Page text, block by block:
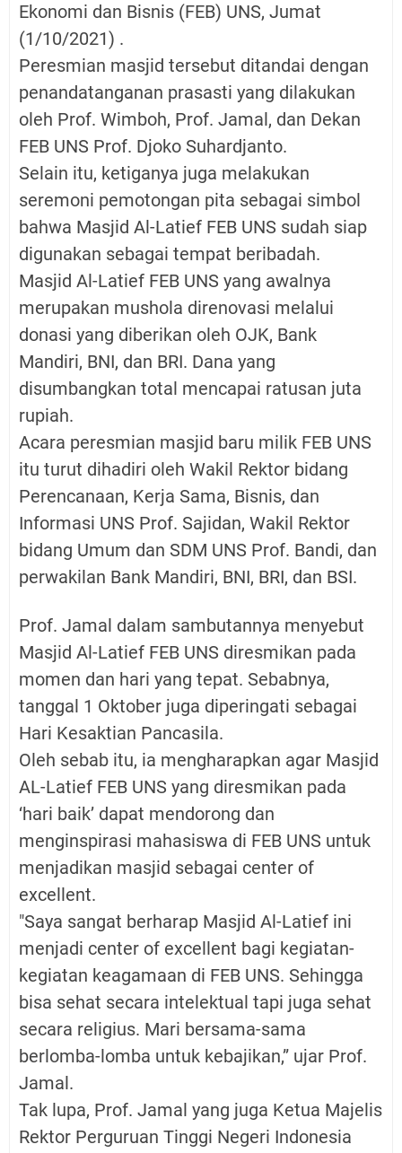
Ekonomi dan Bisnis (FEB) UNS, Jumat
(1/10/2021) .
Peresmian masjid tersebut ditandai dengan
penandatanganan prasasti yang dilakukan
oleh Prof. Wimboh, Prof. Jamal, dan Dekan
FEB UNS Prof. Djoko Suhardjanto.
Selain itu, ketiganya juga melakukan
seremoni pemotongan pita sebagai simbol
bahwa Masjid Al-Latief FEB UNS sudah siap
digunakan sebagai tempat beribadah.
Masjid Al-Latief FEB UNS yang awalnya
merupakan mushola direnovasi melalui
donasi yang diberikan oleh OJK, Bank
Mandiri, BNI, dan BRI. Dana yang
disumbangkan total mencapai ratusan juta
rupiah.
Acara peresmian masjid baru milik FEB UNS
itu turut dihadiri oleh Wakil Rektor bidang
Perencanaan, Kerja Sama, Bisnis, dan
Informasi UNS Prof. Sajidan, Wakil Rektor
bidang Umum dan SDM UNS Prof. Bandi, dan
perwakilan Bank Mandiri, BNI, BRI, dan BSI.
Prof. Jamal dalam sambutannya menyebut
Masjid Al-Latief FEB UNS diresmikan pada
momen dan hari yang tepat. Sebabnya,
tanggal 1 Oktober juga diperingati sebagai
Hari Kesaktian Pancasila.
Oleh sebab itu, ia mengharapkan agar Masjid
AL-Latief FEB UNS yang diresmikan pada
‘hari baik’ dapat mendorong dan
menginspirasi mahasiswa di FEB UNS untuk
menjadikan masjid sebagai center of
excellent.
"Saya sangat berharap Masjid Al-Latief ini
menjadi center of excellent bagi kegiatan-
kegiatan keagamaan di FEB UNS. Sehingga
bisa sehat secara intelektual tapi juga sehat
secara religius. Mari bersama-sama
berlomba-lomba untuk kebajikan,” ujar Prof.
Jamal.
Tak lupa, Prof. Jamal yang juga Ketua Majelis
Rektor Perguruan Tinggi Negeri Indonesia